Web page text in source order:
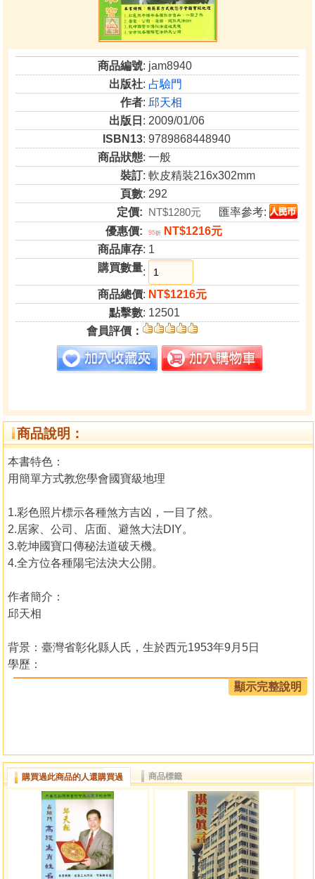
商品編號: jam8940
出版社: 占驗門
作者:邱天相
出版日 : 2009/01/06
ISBN13: 9789868448940
商品狀態: 一般
裝訂: 軟皮精裝216x302mm
頁數: 292
定價: NT$1280元
匯率參考:
優惠價:
95折
NT$1216元
商品庫存: 1
購買數量:
商品總價: NT$1216元
點擊數: 12501
會員評價：
商品說明：
本書特色：
用簡單方式教您學會國寶級地理
1.彩色照片標示各種煞方吉凶，一目了然。
2.居家、公司、店面、避煞大法DIY。
3.乾坤國寶口傳秘法道破天機。
4.全方位各種陽宅法決大公開。
作者簡介：
邱天相
背景：臺灣省彰化縣人氏，生於西元1953年9月5日
學歷：
1.鑽研道教學術、民俗教義、科儀經典達三十餘年
中國占驗道教會－創會理事長
開臺占驗門－掌門人
中華聯合五術團體總會－榮譽理事長
各大電視台道法與五術－特聘老師…
顯示完整說明
購買過此商品的人還購買過 商品標籤